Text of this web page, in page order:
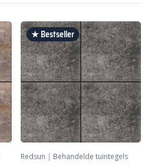
★ Bestseller
Redsun | Behandelde tuintegels